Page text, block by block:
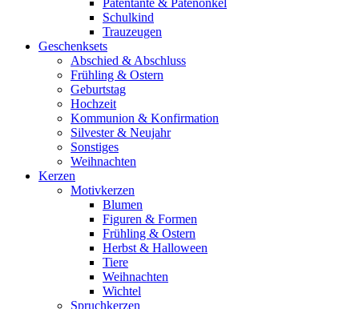
Patentante & Patenonkel
Schulkind
Trauzeugen
Geschenksets
Abschied & Abschluss
Frühling & Ostern
Geburtstag
Hochzeit
Kommunion & Konfirmation
Silvester & Neujahr
Sonstiges
Weihnachten
Kerzen
Motivkerzen
Blumen
Figuren & Formen
Frühling & Ostern
Herbst & Halloween
Tiere
Weihnachten
Wichtel
Spruchkerzen